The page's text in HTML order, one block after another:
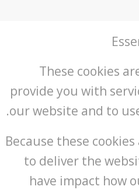
These cookies
provide you with
our website and to
Because these
to deliver the
have impact how